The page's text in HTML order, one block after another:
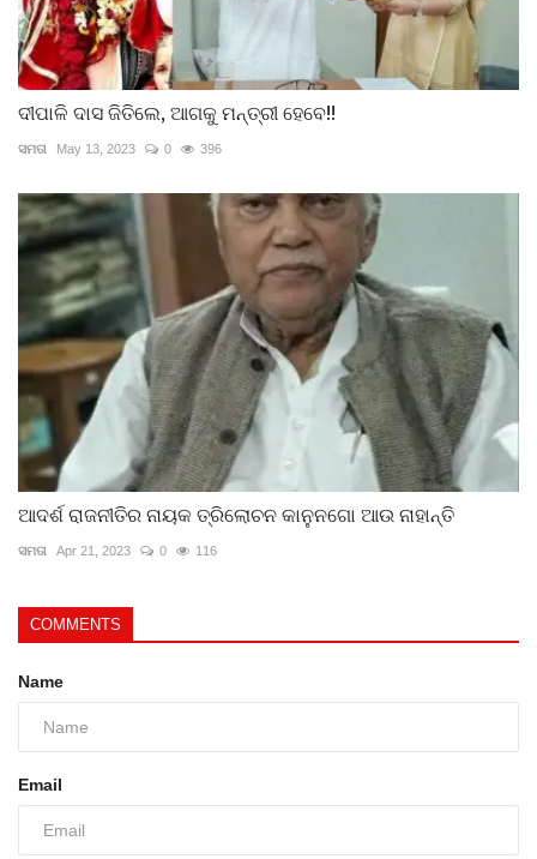
ଦୀପାଳି ଦାସ ଜିତିଲେ, ଆଗକୁ ମନ୍ତ୍ରୀ ହେବେ!!
ସମତା May 13, 2023 0 396
ଆଦର୍ଶ ରାଜନୀତିର ନାୟକ ତ୍ରିଲୋଚନ କାନୁନଗୋ ଆଉ ନାହାନ୍ତି
ସମତା Apr 21, 2023 0 116
COMMENTS
Name
Email